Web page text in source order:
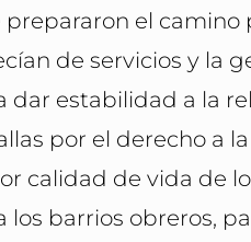
prepararon el camino
de servicios y la
dar estabilidad a la
por el derecho a
calidad de vida de
los barrios obreros,